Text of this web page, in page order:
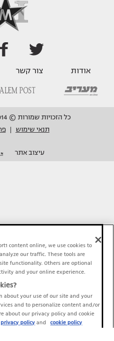
אודות צור קשר
כל הזכויות שמורות © 2014 מעריב און ליין בע"מ.
תנאי שימוש
עיצוב אתר
content online, we use cookies to
our traffic. These tools are
functionality. Others are optional
and your online experience.
about your use of our site and your
and to personalize content and/or
about our privacy policy and cookie
privacy policy and cookie policy